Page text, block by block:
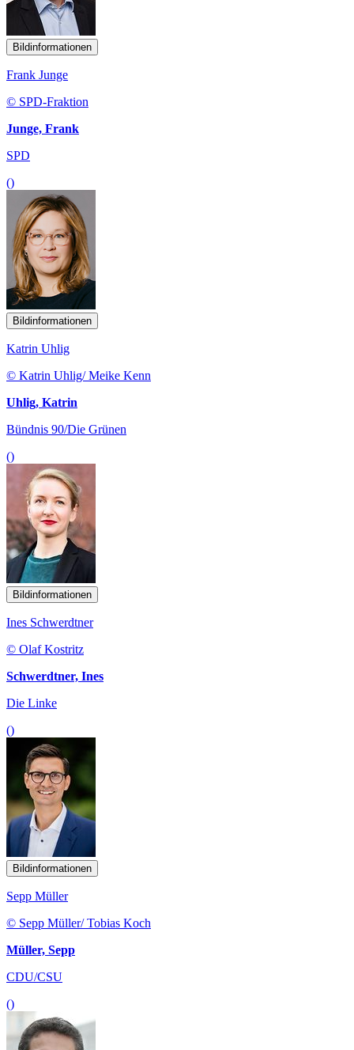
Bildinformationen
Frank Junge
© SPD-Fraktion
Junge, Frank
SPD
()
Bildinformationen
Katrin Uhlig
© Katrin Uhlig/ Meike Kenn
Uhlig, Katrin
Bündnis 90/Die Grünen
()
Bildinformationen
Ines Schwerdtner
© Olaf Kostritz
Schwerdtner, Ines
Die Linke
()
Bildinformationen
Sepp Müller
© Sepp Müller/ Tobias Koch
Müller, Sepp
CDU/CSU
()